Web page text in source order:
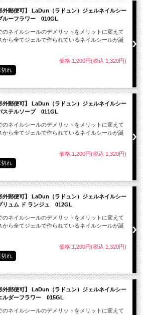
火気にご注意ください。
管してください。
の場所、直射日光の当たる場所に保管しないでくだ
本
外郵便可】 LaDun（ラドュン）ジェルネイルシー
ーフラワー 010GL
のネイルシールのデメリットをメリットに変えて
から全てジェルで作られているネイルシールが誕
価格:1,200円(税込 1,320円)
切れ
外郵便可】 LaDun（ラドュン）ジェルネイルシー
テルソープ 011GL
のネイルシールのデメリットをメリットに変えて
から全てジェルで作られているネイルシールが誕
価格:1,200円(税込 1,320円)
切れ
外郵便可】 LaDun（ラドュン）ジェルネイルシー
ュム ド ランジュ 012GL
のネイルシールのデメリットをメリットに変えて
から全てジェルで作られているネイルシールが誕
価格:1,200円(税込 1,320円)
切れ
外郵便可】 LaDun（ラドュン）ジェルネイルシー
ダーフラワー 015GL
のネイルシールのデメリットをメリットに変えて